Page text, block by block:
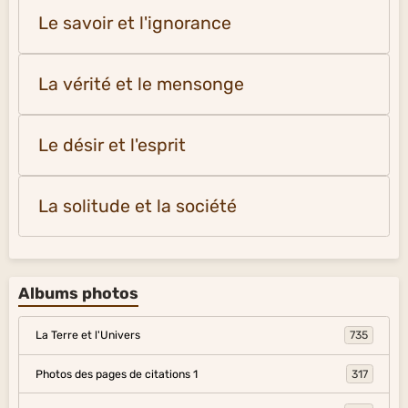
Le savoir et l'ignorance
La vérité et le mensonge
Le désir et l'esprit
La solitude et la société
Albums photos
La Terre et l'Univers 735
Photos des pages de citations 1 317